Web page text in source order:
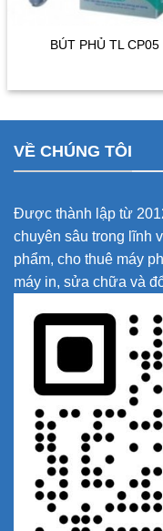
BÚT PHỦ TL CP05
VỀ CHÚNG TÔI
Được thành lập từ
chuyên sâu trong lĩnh
phẩm, cho thuê máy
máy in, sửa chữa và